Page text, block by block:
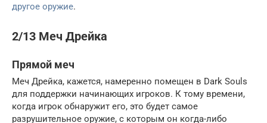
другое оружие.
2/13 Меч Дрейка
Прямой меч
Меч Дрейка, кажется, намеренно помещен в Dark Souls
для поддержки начинающих игроков. К тому времени,
когда игрок обнаружит его, это будет самое
разрушительное оружие, с которым он когда-либо